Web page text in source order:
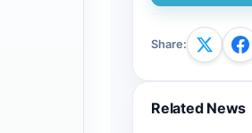
Share:
Related News